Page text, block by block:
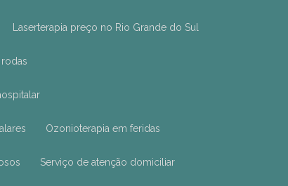
Laserterapia preço no Rio Grande do Sul
rodas
Ozonioterapia em feridas
Serviço de atenção domiciliar